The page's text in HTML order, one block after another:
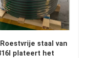
staal van
plateert het